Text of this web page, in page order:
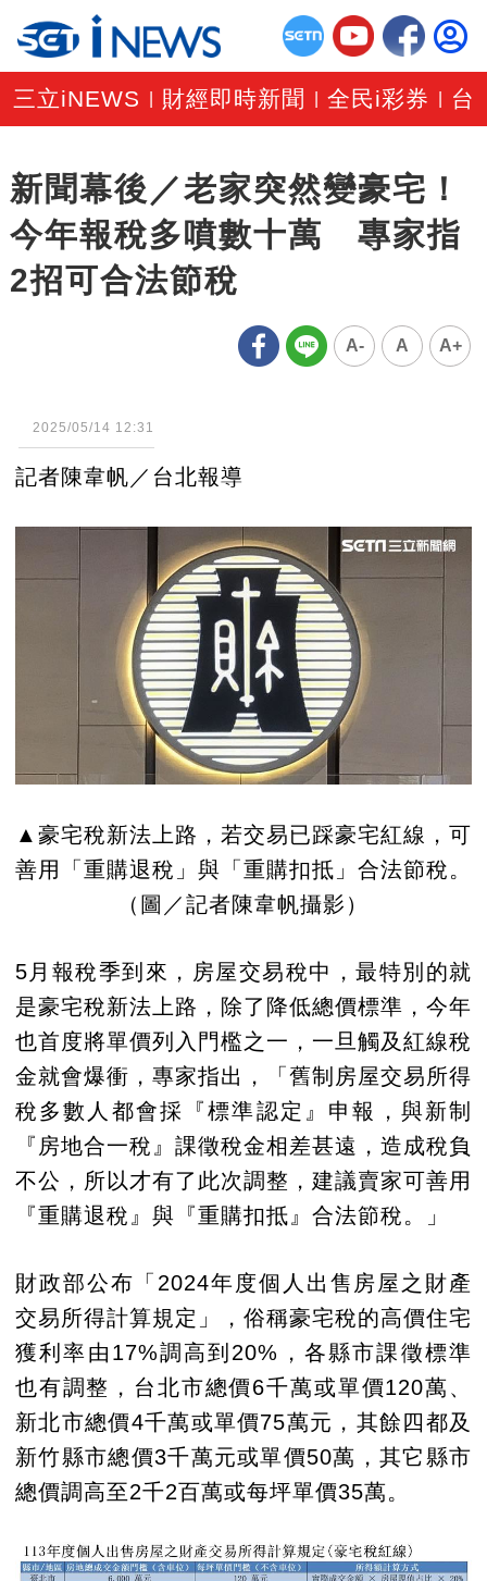
三立iNEWS 財經即時新聞 |全民i彩券 台
新聞幕後／老家突然變豪宅！
今年報稅多噴數十萬 專家指
2招可合法節稅
A- A A+
2025/05/14 12:31
記者陳韋帆／台北報導
▲豪宅稅新法上路，若交易已踩豪宅紅線，可
善用「重購退稅」與「重購扣抵」合法節稅。
（圖／記者陳韋帆攝影）
5月報稅季到來，房屋交易稅中，最特別的就
是豪宅稅新法上路，除了降低總價標準，今年
也首度將單價列入門檻之一，一旦觸及紅線稅
金就會爆衝，專家指出，「舊制房屋交易所得
稅多數人都會採『標準認定』申報，與新制
『房地合一稅』課徵稅金相差甚遠，造成稅負
不公，所以才有了此次調整，建議賣家可善用
『重購退稅』與『重購扣抵』合法節稅。」
財政部公布「2024年度個人出售房屋之財產
交易所得計算規定」，俗稱豪宅稅的高價住宅
獲利率由17%調高到20%，各縣市課徵標準
也有調整，台北市總價6千萬或單價120萬、
新北市總價4千萬或單價75萬元，其餘四都及
新竹縣市總價3千萬元或單價50萬，其它縣市
總價調高至2千2百萬或每坪單價35萬。